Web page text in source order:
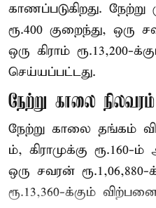
காணப்படுகிறது.
ரூ.400 குறைந்து, ஒரு
ஒரு கிராம் ரூ.13,200-
செய்யப்பட்டது.
நேற்று காலை நிலவரம்
நேற்று காலை தங்கம்
ம், கிராமுக்கு ரூ.160-
ஒரு சவரன் ரூ.1,06,880-
ரூ.13,360-க்கும்